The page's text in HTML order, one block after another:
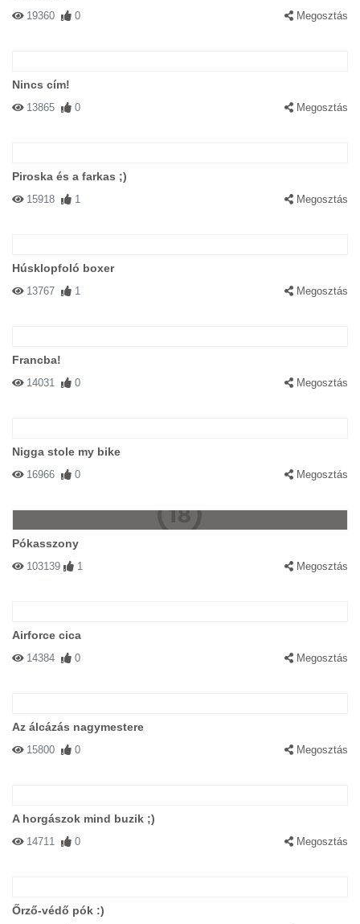
19360 0 Megosztás
Nincs cím!
13865 0 Megosztás
Piroska és a farkas ;)
15918 1 Megosztás
Húsklopfoló boxer
13767 1 Megosztás
Francba!
14031 0 Megosztás
Nigga stole my bike
16966 0 Megosztás
Pókasszony
103139 1 Megosztás
Airforce cica
14384 0 Megosztás
Az álcázás nagymestere
15800 0 Megosztás
A horgászok mind buzik ;)
14711 0 Megosztás
Őrző-védő pók :)